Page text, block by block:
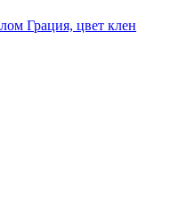
Грация, цвет клен